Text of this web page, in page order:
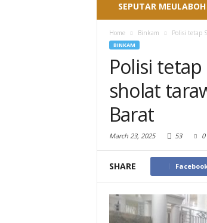
SEPUTAR MEULABOH
Home Binkam Polisi tetap
BINKAM
Polisi
sholat
Barat
March 23, 2025 53 0
SHARE